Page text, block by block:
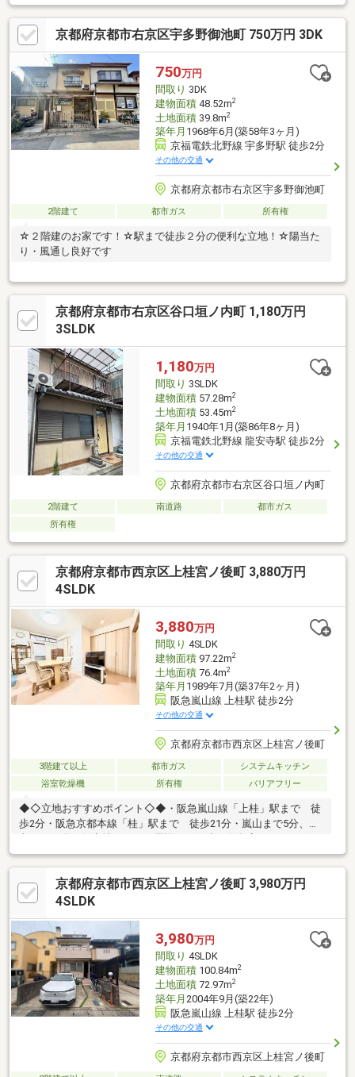
京都府京都市右京区宇多野御池町 750万円 3DK
750万円
間取り 3DK
建物面積48.52m2
土地面積39.8m2
築年月 1968年6月(築58年3ヶ月)
京福電鉄北野線 宇多野駅 徒歩2分
その他の交通
京都府京都市右京区宇多野御池町
2階建て 都市ガス 所有権
☆２階建のお家です！☆駅まで徒歩２分の便利な立地！☆陽当た
り・風通し良好です
京都府京都市右京区谷口垣ノ内町 1,180万円
3SLDK
1,180万円
間取り 3SLDK
建物面積57.28m2
土地面積53.45m2
築年月 1940年1月(築86年8ヶ月)
京福電鉄北野線 龍安寺駅 徒歩2分
その他の交通
京都府京都市右京区谷口垣ノ内町
2階建て 南道路
都市ガス
所有権
京都府京都市西京区上桂宮ノ後町 3,880万円
4SLDK
3,880万円
間取り 4SLDK
建物面積97.22m2
土地面積76.4m2
築年月 1989年7月(築37年2ヶ月)
阪急嵐山線 上桂駅 徒歩2分
その他の交通
京都府京都市西京区上桂宮ノ後町
3階建て以上 都市ガス
システムキッチン
浴室乾燥機
所有権 バリアフリー
◆◇立地おすすめポイント◇◆・阪急嵐山線「上桂」駅まで 徒
歩2分・阪急京都本線「桂」駅まで 徒歩21分・嵐山まで5分、烏
トア等が立地しております。◆◇対象不動産おすすめポイント
◇◆・豊富な収納で日々の暮らしを支えます。・空間を無駄なく
使える納戸付き、居住空間と収納を分けることで生活にメリハリ
が生まれます。・徒歩圏内に中学校があり、毎日の通学も安心
野（おおの）までお願い致します。会社携帯：080-3414-9698いつ
でもお気軽にご連絡くださいませ。
京都府京都市西京区上桂宮ノ後町 3,980万円
4SLDK
3,980万円
間取り 4SLDK
建物面積100.84m2
土地面積72.97m2
築年月 2004年9月(築22年)
阪急嵐山線 上桂駅 徒歩2分
その他の交通
京都府京都市西京区上桂宮ノ後町